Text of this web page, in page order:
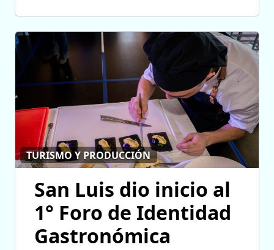
TURISMO Y PRODUCCIÓN
San Luis dio inicio al
1° Foro de Identidad
Gastronómica